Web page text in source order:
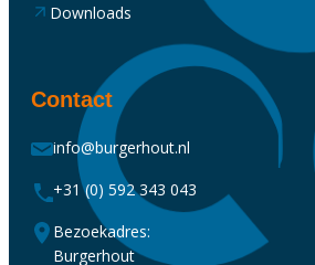
Downloads
Contact
info@burgerhout.nl
+31 (0) 592 343 043
Bezoekadres:
Burgerhout